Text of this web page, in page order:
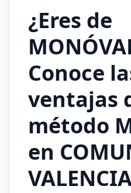
¿Eres de
Conoce
ventajas
método
en